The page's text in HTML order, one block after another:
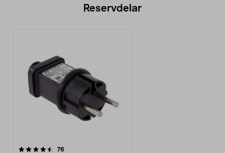
Reservdelar
76recensioner